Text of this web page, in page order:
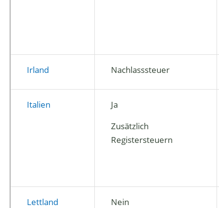
Irland Nachlasssteuer
Italien
Ja
Zusätzlich
Registersteuern
Lettland Nein